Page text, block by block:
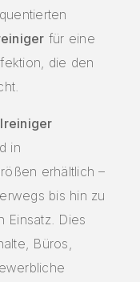
für eine
die den
in
erhältlich –
bis hin zu
Einsatz. Dies
Büros,